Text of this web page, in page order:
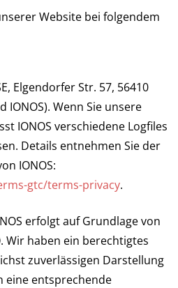
Website bei folgendem
Elgendorfer Str. 57, 56410
Wenn Sie unsere
IONOS verschiedene Logfiles
Details entnehmen Sie der
IONOS:
gtc/terms-privacy.
erfolgt auf Grundlage von
Wir haben ein berechtigtes
zuverlässigen Darstellung
eine entsprechende